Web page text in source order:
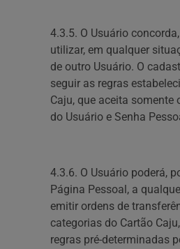
4.3.5. O Usuário
utilizar, em qualquer
de outro Usuário. O
seguir as regras
Caju, que aceita somente
do Usuário e Senha
4.3.6. O Usuário poderá,
Página Pessoal, a
emitir ordens de
categorias do Cartão
regras pré-determinadas